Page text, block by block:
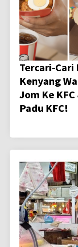
Tercari-
Kenyang
Jom Ke
Padu KFC!